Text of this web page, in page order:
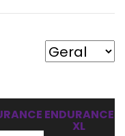
ENDURANCE
XL